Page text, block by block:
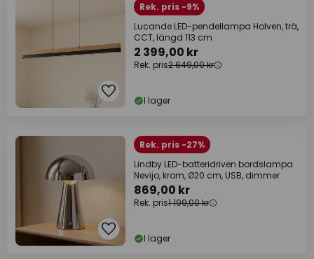
Rek. pris -9%
Lucande LED-pendellampa Holven, trä,
CCT, längd 113 cm
2 399,00 kr
Rek. pris2 649,00 kr
I lager
Rek. pris -27%
Lindby LED-batteridriven bordslampa
Nevijo, krom, Ø20 cm, USB, dimmer
869,00 kr
Rek. pris1 199,00 kr
I lager